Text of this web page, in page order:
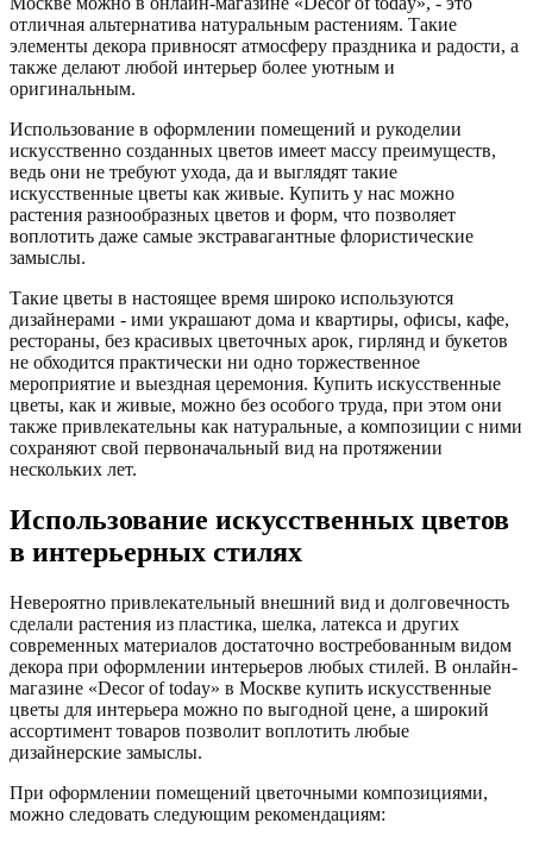
отличная альтернатива натуральным растениям. Такие
элементы декора привносят атмосферу праздника и радости, а
также делают любой интерьер более уютным и
оригинальным.
Использование в оформлении помещений и рукоделии
искусственно созданных цветов имеет массу преимуществ,
ведь они не требуют ухода, да и выглядят такие
искусственные цветы как живые. Купить у нас можно
растения разнообразных цветов и форм, что позволяет
воплотить даже самые экстравагантные флористические
замыслы.
Такие цветы в настоящее время широко используются
дизайнерами - ими украшают дома и квартиры, офисы, кафе,
рестораны, без красивых цветочных арок, гирлянд и букетов
не обходится практически ни одно торжественное
мероприятие и выездная церемония. Купить искусственные
цветы, как и живые, можно без особого труда, при этом они
также привлекательны как натуральные, а композиции с ними
сохраняют свой первоначальный вид на протяжении
нескольких лет.
Использование искусственных цветов
в интерьерных стилях
Невероятно привлекательный внешний вид и долговечность
сделали растения из пластика, шелка, латекса и других
современных материалов достаточно востребованным видом
декора при оформлении интерьеров любых стилей. В онлайн-
магазине «Decor of today» в Москве купить искусственные
цветы для интерьера можно по выгодной цене, а широкий
ассортимент товаров позволит воплотить любые
дизайнерские замыслы.
При оформлении помещений цветочными композициями,
можно следовать следующим рекомендациям: